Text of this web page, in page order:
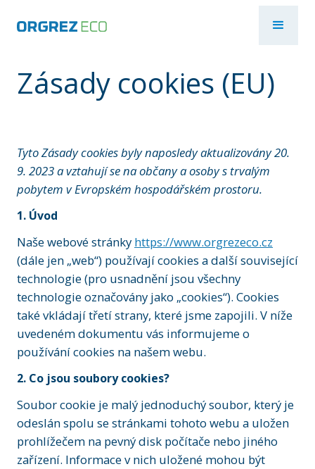
Zásady cookies (EU)
Tyto Zásady cookies byly naposledy aktualizovány 20.
9. 2023 a vztahují se na občany a osoby s trvalým
pobytem v Evropském hospodářském prostoru.
1. Úvod
Naše webové stránky https://www.orgrezeco.cz
(dále jen „web“) používají cookies a další související
technologie (pro usnadnění jsou všechny
technologie označovány jako „cookies“). Cookies
také vkládají třetí strany, které jsme zapojili. V níže
uvedeném dokumentu vás informujeme o
používání cookies na našem webu.
2. Co jsou soubory cookies?
Soubor cookie je malý jednoduchý soubor, který je
odeslán spolu se stránkami tohoto webu a uložen
prohlížečem na pevný disk počítače nebo jiného
zařízení. Informace v nich uložené mohou být